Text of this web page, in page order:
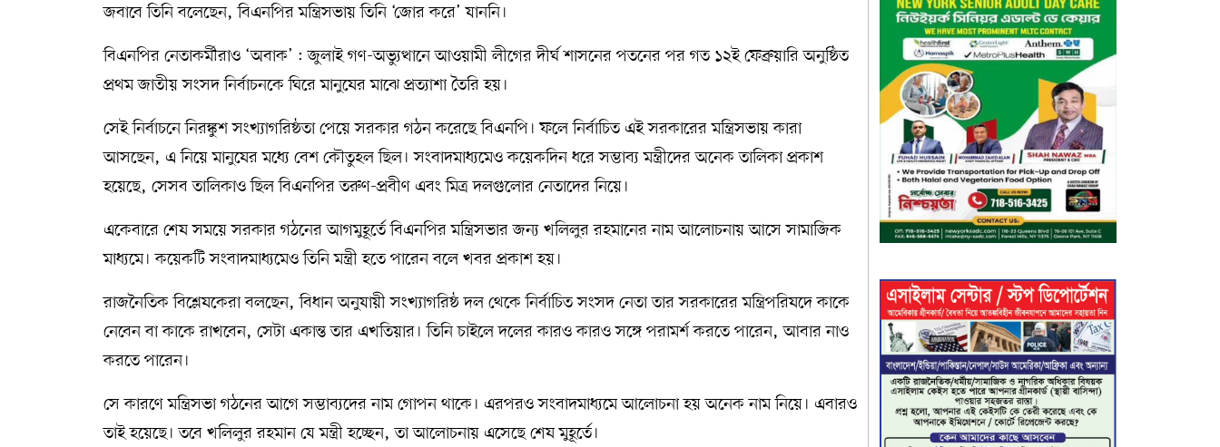
জবাবে তিনি বলেছেন, বিএনপির মন্ত্রিসভায় তিনি ‘জোর করে’ যাননি।
বিএনপির নেতাকর্মীরাও ‘অবাক’ : জুলাই গণ-অভ্যুত্থানে আওয়ামী লীগের দীর্ঘ শাসনের পতনের পর গত ১২ই ফেব্রুয়ারি অনুষ্ঠিত
প্রথম জাতীয় সংসদ নির্বাচনকে ঘিরে মানুষের মাঝে প্রত্যাশা তৈরি হয়।
সেই নির্বাচনে নিরঙ্কুশ সংখ্যাগরিষ্ঠতা পেয়ে সরকার গঠন করেছে বিএনপি। ফলে নির্বাচিত এই সরকারের মন্ত্রিসভায় কারা
আসছেন, এ নিয়ে মানুষের মধ্যে বেশ কৌতুহল ছিল। সংবাদমাধ্যমেও কয়েকদিন ধরে সম্ভাব্য মন্ত্রীদের অনেক তালিকা প্রকাশ
হয়েছে, সেসব তালিকাও ছিল বিএনপির তরুণ-প্রবীণ এবং মিত্র দলগুলোর নেতাদের নিয়ে।
একেবারে শেষ সময়ে সরকার গঠনের আগমুহূর্তে বিএনপির মন্ত্রিসভার জন্য খলিলুর রহমানের নাম আলোচনায় আসে সামাজিক
মাধ্যমে। কয়েকটি সংবাদমাধ্যমেও তিনি মন্ত্রী হতে পারেন বলে খবর প্রকাশ হয়।
রাজনৈতিক বিশ্লেষকেরা বলছেন, বিধান অনুযায়ী সংখ্যাগরিষ্ঠ দল থেকে নির্বাচিত সংসদ নেতা তার সরকারের মন্ত্রিপরিষদে কাকে
নেবেন বা কাকে রাখবেন, সেটা একান্ত তার এখতিয়ার। তিনি চাইলে দলের কারও কারও সঙ্গে পরামর্শ করতে পারেন, আবার নাও
করতে পারেন।
সে কারণে মন্ত্রিসভা গঠনের আগে সম্ভাব্যদের নাম গোপন থাকে। এরপরও সংবাদমাধ্যমে আলোচনা হয় অনেক নাম নিয়ে। এবারও
তাই হয়েছে। তবে খলিলুর রহমান যে মন্ত্রী হচ্ছেন, তা আলোচনায় এসেছে শেষ মুহূর্তে।